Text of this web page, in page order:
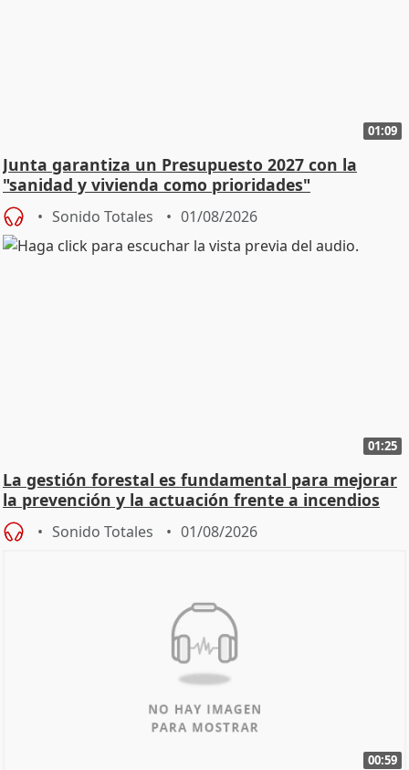
01:09
Junta garantiza un Presupuesto 2027 con la
"sanidad y vivienda como prioridades"
Sonido Totales 01/08/2026
01:25
La gestión forestal es fundamental para mejorar
la prevención y la actuación frente a incendios
Sonido Totales 01/08/2026
00:59